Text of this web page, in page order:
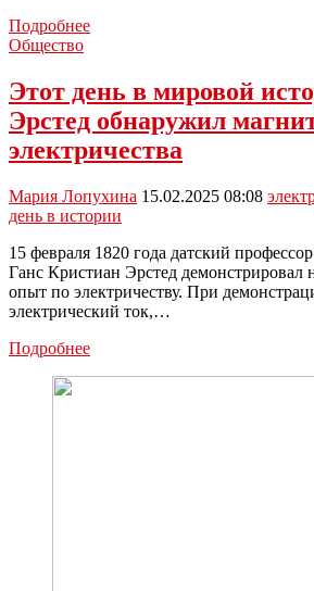
ПодробнееГде
будет
электричества
мая:
список
адресов
график
отключения
Общество
Этот день в мировой
Эрстед обнаружил
электричества
Мария Лопухина 15.02.2025 08:08
день в истории
15 февраля 1820 года датский
Ганс Кристиан Эрстед
опыт по электричеству. При
электрический ток,…
ПодробнееЭтот